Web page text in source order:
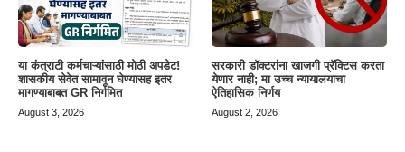
या कंत्राटी कर्मचाऱ्यांसाठी मोठी अपडेट!
शासकीय सेवेत सामावून घेण्यासह इतर
मागण्याबाबत GR निर्गमित
August 3, 2026
सरकारी डॉक्टरांना खाजगी प्रॅक्टिस करता
येणार नाही; मा उच्च न्यायालयाचा
ऐतिहासिक निर्णय
August 2, 2026